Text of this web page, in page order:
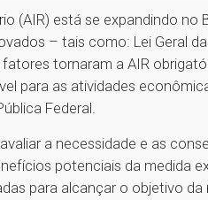
(AIR) está se expandindo no
– tais como: Lei Geral
tornaram a AIR
para as atividades
Federal.
a necessidade e as
potenciais da medida
para alcançar o objetivo